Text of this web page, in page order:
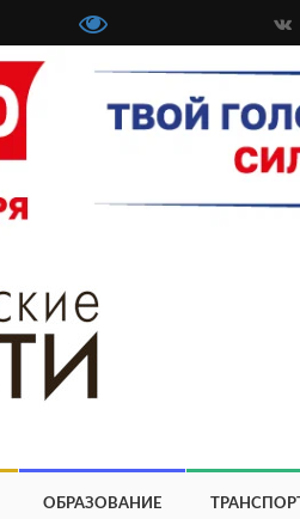
ОБРАЗОВАНИЕ ТРАНСПОРТ